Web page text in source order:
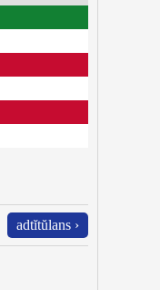
adtĭtŭlans ›